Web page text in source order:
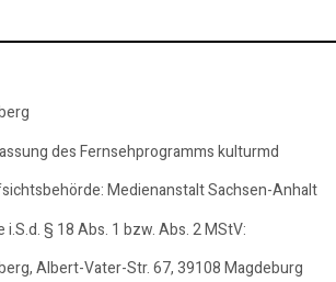
des Fernsehprogramms kulturmd
Medienanstalt Sachsen-Anhalt
§ 18 Abs. 1 bzw. Abs. 2 MStV:
Albert-Vater-Str. 67, 39108 Magdeburg